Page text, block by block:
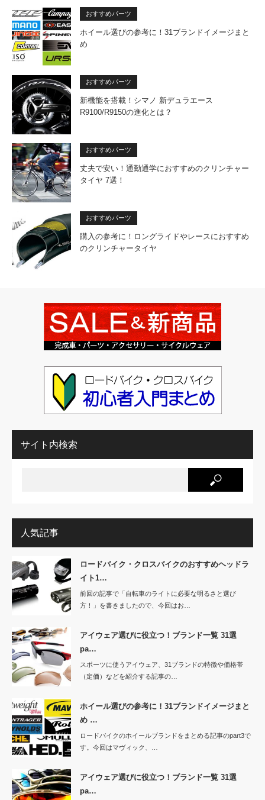
おすすめパーツ
ホイール選びの参考に！31ブランドイメージまと
め
おすすめパーツ
新機能を搭載！シマノ 新デュラエース
R9100/R9150の進化とは？
おすすめパーツ
丈夫で安い！通勤通学におすすめのクリンチャー
タイヤ 7選！
おすすめパーツ
購入の参考に！ロングライドやレースにおすすめ
のクリンチャータイヤ
サイト内検索
人気記事
ロードバイク・クロスバイクのおすすめヘッドラ
イト1…
前回の記事で「自転車のライトに必要な明るさと選び
方！」を書きましたので、今回はお…
アイウェア選びに役立つ！ブランド一覧 31選
pa…
スポーツに使うアイウェア、31ブランドの特徴や価格帯
（定価）などを紹介する記事の…
ホイール選びの参考に！31ブランドイメージまと
め …
ロードバイクのホイールブランドをまとめる記事のpart3で
す。今回はマヴィック、…
アイウェア選びに役立つ！ブランド一覧 31選
pa…